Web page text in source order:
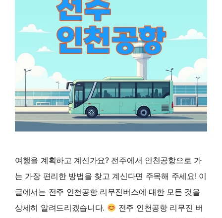
여행을 계획하고 계신가요? 전주에서 인천공항으로 가
는 가장 편리한 방법을 찾고 계신다면 주목해 주세요! 이
글에서는 전주 인천공항 리무진버스에 대한 모든 것을
상세히 알려드리겠습니다.
전주 인천공항 리무진 버